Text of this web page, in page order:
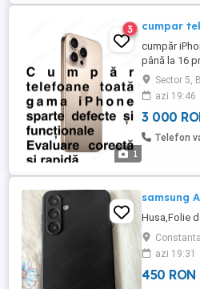
1
3 cumpar
cumpăr
până la 16
defecte și
rapidă !
Sector 5,
azi 19:46
3 000
Telefon
samsung
Husa,Folie
azi 19:31
450 RON